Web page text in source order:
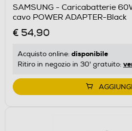
SAMSUNG - Caricabatterie
cavo POWER ADAPTER-Black
€ 54,90
Acquisto online: disponibile
Ritiro in negozio in 30' gratuito:
AGGIUNGI